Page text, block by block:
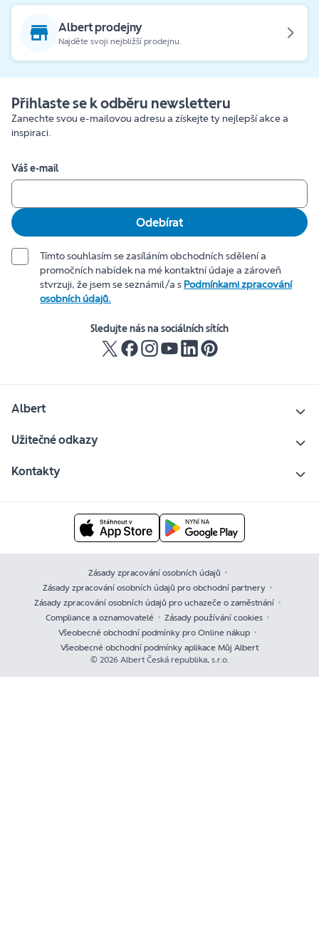
Albert prodejny
Najděte svoji nejbližší prodejnu.
Přihlaste se k odběru newsletteru
Zanechte svou e-mailovou adresu a získejte ty nejlepší akce a
inspiraci.
Váš e-mail
Odebírat
Tímto souhlasím se zasíláním obchodních sdělení a
promočních nabídek na mé kontaktní údaje a zároveň
stvrzuji, že jsem se seznámil/a s Podmínkami zpracování
osobních údajů.
Sledujte nás na sociálních sítích
Albert
Užitečné odkazy
Kontakty
Zásady zpracování osobních údajů
Zásady zpracování osobních údajů pro obchodní partnery
Zásady zpracování osobních údajů pro uchazeče o zaměstnání
Compliance a oznamovatelé
Zásady používání cookies
Všeobecné obchodní podmínky pro Online nákup
Všeobecné obchodní podmínky aplikace Můj Albert
© 2026 Albert Česká republika, s.r.o.